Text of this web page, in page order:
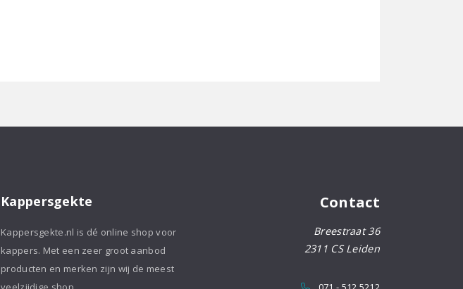
Kappersgekte
Kappersgekte.nl is dé online shop voor
kappers. Met een zeer groot aanbod
producten en merken zijn wij de meest
Contact
Breestraat 36
2311 CS Leiden